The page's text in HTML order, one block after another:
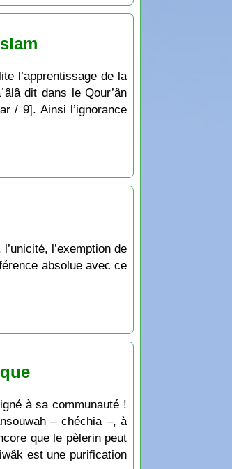
l’apprentissage de la
dit dans le Qour’ân
/ 9]. Ainsi l’ignorance
l’exemption de
absolue avec ce
– chéchia –, à
que le pèlerin peut